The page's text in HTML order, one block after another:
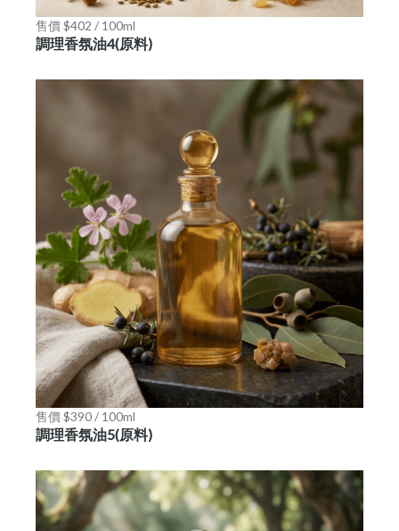
售價 $402 / 100ml
調理香氛油4(原料)
售價 $390 / 100ml
調理香氛油5(原料)